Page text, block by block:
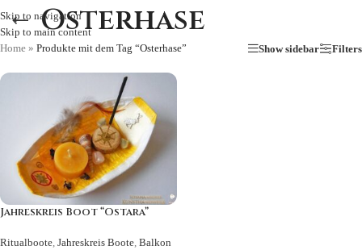
Skip to navigation
Skip to main content
Osterhase
Home » Produkte mit dem Tag “Osterhase” Show sidebar Filters
Jahreskreis Boot “Ostara”
Ritualboote, Jahreskreis Boote, Balkon